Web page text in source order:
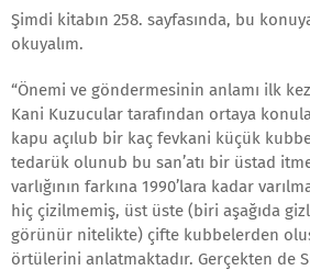
Şimdi kitabın 258. sayfasında, bu
okuyalım.
“Önemi ve göndermesinin anlamı ilk
Kani Kuzucular tarafından ortaya
kapu açılub bir kaç fevkani küçük
tedarük olunub bu san’atı bir üstad
varlığının farkına 1990’lara kadar
hiç çizilmemiş, üst üste (biri aşağıda
görünür nitelikte) çifte kubbelerden
örtülerini anlatmaktadır. Gerçekten de